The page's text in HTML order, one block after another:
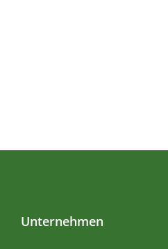
Unternehmen